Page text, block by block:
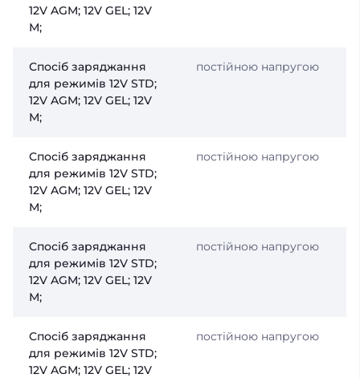
12V AGM; 12V GEL; 12V
М;
Спосіб заряджання
для режимів 12V STD;
12V AGM; 12V GEL; 12V
М;
постійною напругою
Спосіб заряджання
для режимів 12V STD;
12V AGM; 12V GEL; 12V
М;
постійною напругою
Спосіб заряджання
для режимів 12V STD;
12V AGM; 12V GEL; 12V
М;
постійною напругою
Спосіб заряджання
для режимів 12V STD;
12V AGM; 12V GEL; 12V
постійною напругою